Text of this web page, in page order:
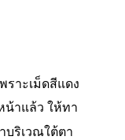
าะเม็ดสีแดง
น้าแล้ว ให้ทา
ริเวณใต้ตา